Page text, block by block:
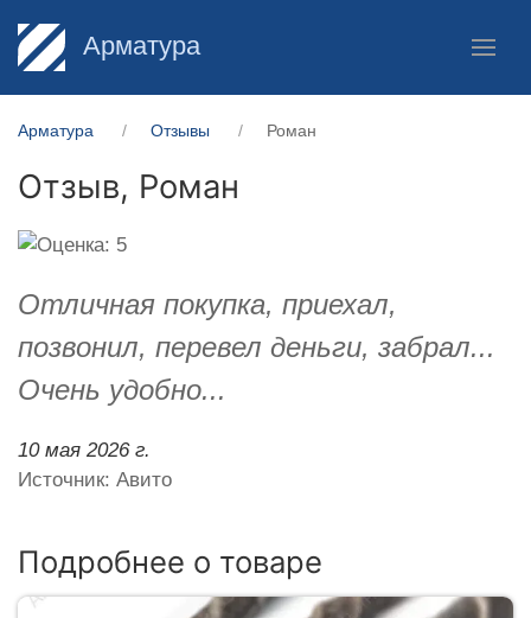
Арматура
Арматура Отзывы Роман
Отзыв, Роман
Отличная покупка, приехал,
позвонил, перевел деньги, забрал...
Очень удобно...
10 мая 2026 г.
Источник: Авито
Подробнее о товаре